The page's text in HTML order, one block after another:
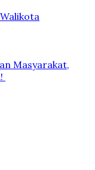
Masyarakat,